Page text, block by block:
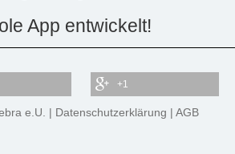
App entwickelt!
+1
e.U. | Datenschutzerklärung |AGB